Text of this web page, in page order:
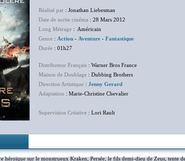
Réalisé par : Jonathan Liebesman
Date de sortie cinéma : 28 Mars 2012
Long Métrage : Américain
Genre : Action - Aventure - Fantastique
Durée : 01h27
Distributeur Français : Warner Bros France
Maison de Doublage : Dubbing Brothers
Direction Artistique : Jenny Gerard
Adaptation : Marie-Christine Chevalier
Supervision Créative : Lori Rault
héroïque sur le monstrueux Kraken, Persée, le fils demi-dieu de Zeus, tente